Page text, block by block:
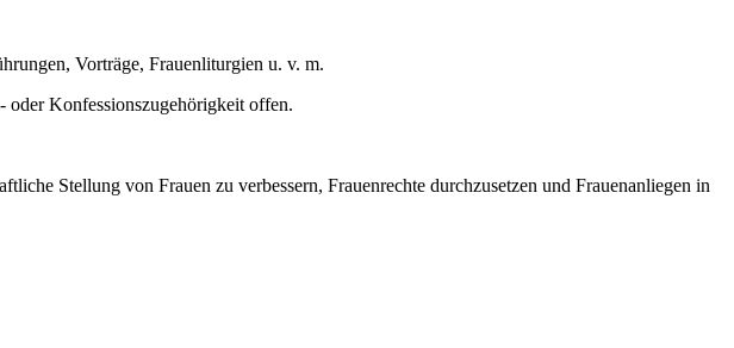
Vorträge, Frauenliturgien u. v. m.
oder Konfessionszugehörigkeit offen.
Stellung von Frauen zu verbessern, Frauenrechte durchzusetzen und Frauenanliegen in